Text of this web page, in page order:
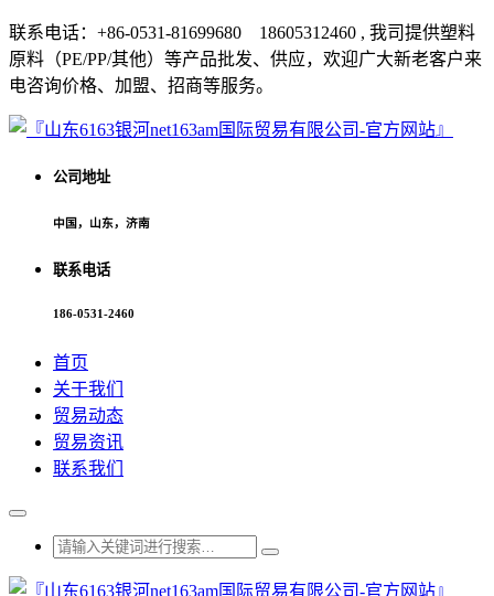
联系电话：+86-0531-81699680 18605312460 , 我司提供塑料
原料（PE/PP/其他）等产品批发、供应，欢迎广大新老客户来
电咨询价格、加盟、招商等服务。
公司地址
中国，山东，济南
联系电话
186-0531-2460
首页
关于我们
贸易动态
贸易资讯
联系我们